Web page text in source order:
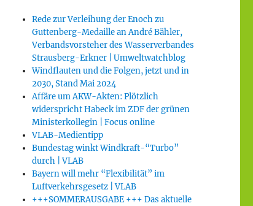
Rede zur Verleihung der Enoch zu
Guttenberg-Medaille an André Bähler,
Verbandsvorsteher des Wasserverbandes
Strausberg-Erkner | Umweltwatchblog
Windflauten und die Folgen, jetzt und in
2030, Stand Mai 2024
Affäre um AKW-Akten: Plötzlich
widerspricht Habeck im ZDF der grünen
Ministerkollegin | Focus online
VLAB-Medientipp
Bundestag winkt Windkraft-“Turbo”
durch | VLAB
Bayern will mehr “Flexibilität” im
Luftverkehrsgesetz | VLAB
+++SOMMERAUSGABE +++ Das aktuelle